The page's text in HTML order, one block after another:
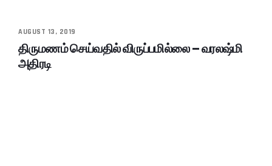
AUGUST 13, 2019
திருமணம் செய்வதில் விருப்பமில்லை – வரலஷ்மி
அதிரடி